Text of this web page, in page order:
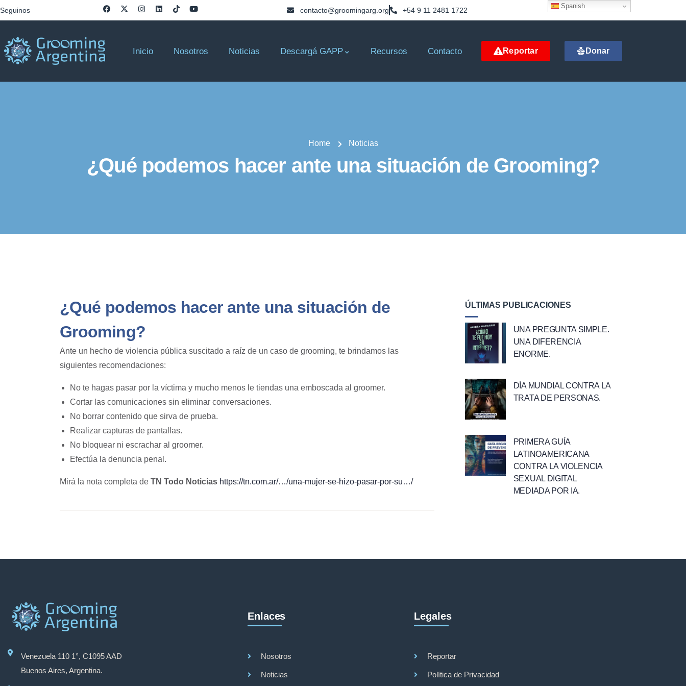
Seguinos contacto@groomingarg.org +54 9 11 2481 1722
Inicio Nosotros Noticias Descargá GAPP Recursos Contacto Reportar Donar
Home Noticias
¿Qué podemos hacer ante una situación de Grooming?
¿Qué podemos hacer ante una situación de
Grooming?
Ante un hecho de violencia pública suscitado a raíz de un caso de grooming, te brindamos las
siguientes recomendaciones:
No te hagas pasar por la víctima y mucho menos le tiendas una emboscada al groomer.
Cortar las comunicaciones sin eliminar conversaciones.
No borrar contenido que sirva de prueba.
Realizar capturas de pantallas.
No bloquear ni escrachar al groomer.
Efectúa la denuncia penal.
Mirá la nota completa de TN Todo Noticias https://tn.com.ar/…/una-mujer-se-hizo-pasar-por-su…/
ÚLTIMAS PUBLICACIONES
UNA PREGUNTA SIMPLE.
UNA DIFERENCIA
ENORME.
DÍA MUNDIAL CONTRA LA
TRATA DE PERSONAS.
PRIMERA GUÍA
LATINOAMERICANA
CONTRA LA VIOLENCIA
SEXUAL DIGITAL
MEDIADA POR IA.
Venezuela 110 1°, C1095 AAD
Buenos Aires, Argentina.
Enlaces
Nosotros
Noticias
Legales
Reportar
Política de Privacidad
Spanish